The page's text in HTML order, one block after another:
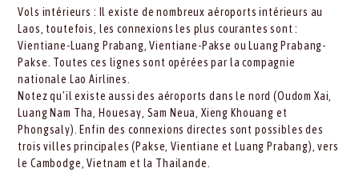
Vols intérieurs : Il existe de nombreux aéroports intérieurs au
Laos, toutefois, les connexions les plus courantes sont :
Vientiane-Luang Prabang, Vientiane-Pakse ou Luang Prabang-
Pakse. Toutes ces lignes sont opérées par la compagnie
nationale Lao Airlines.
Notez qu’il existe aussi des aéroports dans le nord (Oudom Xai,
Luang Nam Tha, Houesay, Sam Neua, Xieng Khouang et
Phongsaly). Enfin des connexions directes sont possibles des
trois villes principales (Pakse, Vientiane et Luang Prabang), vers
le Cambodge, Vietnam et la Thailande.